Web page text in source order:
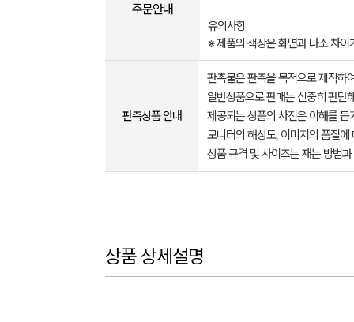
주문안내
유의사항
※ 제품의 색상은 화면과 다소 차이
판촉상품 안내
판촉물은 판촉을 목적으로 제작하
일반상품으로 판매는 신중히 판단
제공되는 상품의 사진은 이해를
모니터의 해상도, 이미지의 품질
상품 규격 및 사이즈는 재는 방법
상품 상세설명